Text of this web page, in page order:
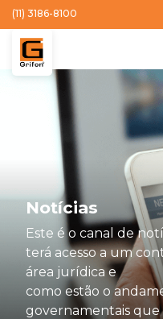
(11) 3186-8100
Notícias
Este é o canal de
terá acesso a um
área jurídica e
como estão o
governamentais que